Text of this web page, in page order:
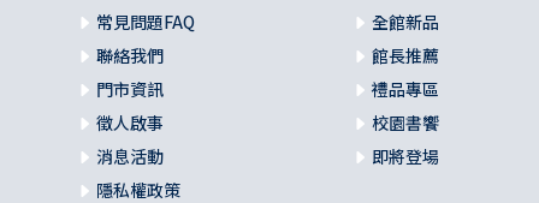
常見問題FAQ
聯絡我們
門市資訊
徵人啟事
消息活動
隱私權政策
全館新品
館長推薦
禮品專區
校園書饗
即將登場